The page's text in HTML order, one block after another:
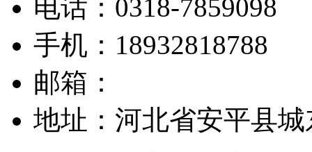
电话：0318-7859098
手机：18932818788
邮箱：
地址：河北省安平县